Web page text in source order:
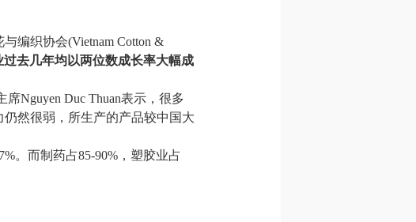
编织协会(Vietnam Cotton &
去几年均以两位数成长率大幅成
席Nguyen Duc Thuan表示，很多
然很弱，所生产的产品较中国大
。而制药占85-90%，塑胶业占